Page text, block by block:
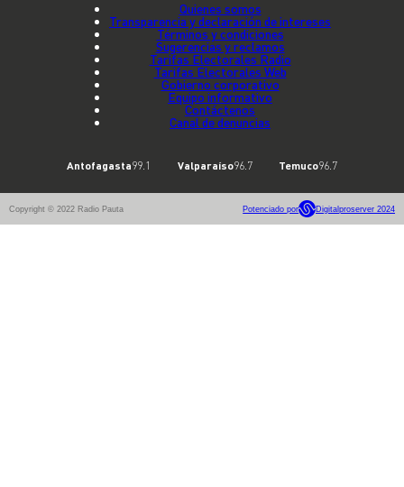
Quienes somos
Transparencia y declaración de intereses
Términos y condiciones
Sugerencias y reclamos
Tarifas Electorales Radio
Tarifas Electorales Web
Gobierno corporativo
Equipo informativo
Contáctenos
Canal de denuncias
Antofagasta99.1 Valparaíso96.7 Temuco96.7
Copyright © 2022 Radio Pauta Potenciado por Digitalproserver 2024